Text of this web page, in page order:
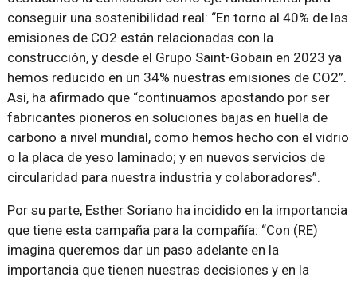
conseguir una sostenibilidad real: “En torno al 40% de las
emisiones de CO2 están relacionadas con la
construcción, y desde el Grupo Saint-Gobain en 2023 ya
hemos reducido en un 34% nuestras emisiones de CO2”.
Así, ha afirmado que “continuamos apostando por ser
fabricantes pioneros en soluciones bajas en huella de
carbono a nivel mundial, como hemos hecho con el vidrio
o la placa de yeso laminado; y en nuevos servicios de
circularidad para nuestra industria y colaboradores”.
Por su parte, Esther Soriano ha incidido en la importancia
que tiene esta campaña para la compañía: “Con (RE)
imagina queremos dar un paso adelante en la
importancia que tienen nuestras decisiones y en la